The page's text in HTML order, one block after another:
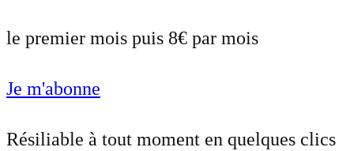
le premier mois puis 8€ par mois
Je m'abonne
Résiliable à tout moment en quelques clics